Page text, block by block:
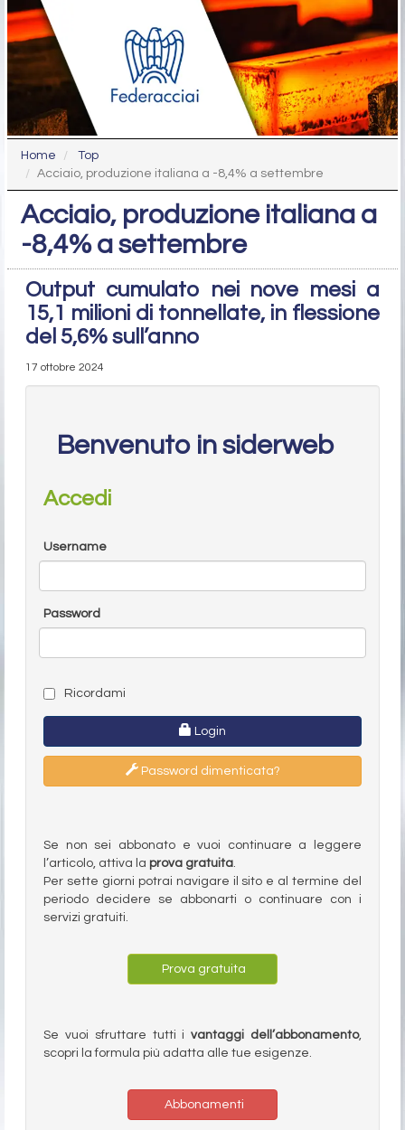
Home
Top
Acciaio, produzione italiana a -8,4% a settembre
Acciaio, produzione italiana a
-8,4% a settembre
Output cumulato nei nove mesi a
15,1 milioni di tonnellate, in flessione
del 5,6% sull’anno
17 ottobre 2024
Benvenuto in siderweb
Accedi
Username
Password
Ricordami
Login
Password dimenticata?
Se non sei abbonato e vuoi continuare a leggere
l’articolo, attiva la prova gratuita.
Per sette giorni potrai navigare il sito e al termine del
periodo decidere se abbonarti o continuare con i
servizi gratuiti.
Prova gratuita
Se vuoi sfruttare tutti ivantaggi dell’abbonamento,
scopri la formula più adatta alle tue esigenze.
Abbonamenti